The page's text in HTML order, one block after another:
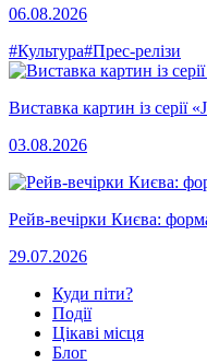
06.08.2026
#Культура#Прес-релізи
Виставка картин із серії
03.08.2026
Рейв-вечірки Києва:
29.07.2026
Куди піти?
Події
Цікаві місця
Блог